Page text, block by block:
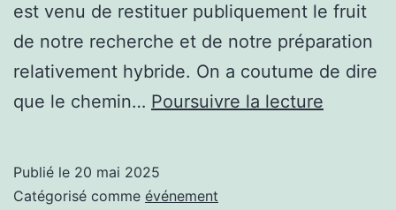
est venu de restituer publiquement le fruit
de notre recherche et de notre préparation
relativement hybride. On a coutume de dire
que le chemin… Poursuivre la lecture
Publié le 20 mai 2025
Catégorisé comme événement